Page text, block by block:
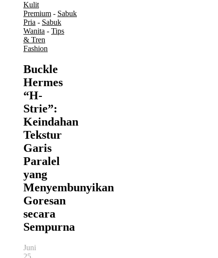
Kulit
Premium - Sabuk
Pria - Sabuk
Wanita - Tips
& Tren
Fashion
Buckle
Hermes
“H-
Strie”:
Keindahan
Tekstur
Garis
Paralel
yang
Menyembunyikan
Goresan
secara
Sempurna
Juni
25,